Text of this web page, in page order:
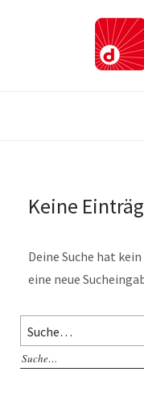
Keine
Deine Suche hat
eine neue